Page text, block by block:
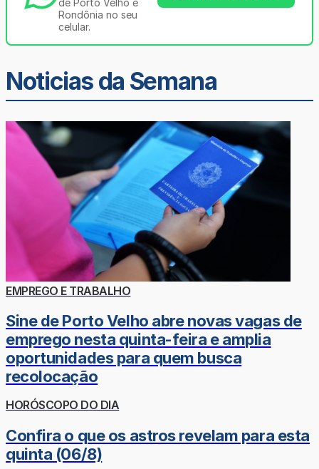
de Porto Velho e
Rondônia no seu
celular.
Noticias da Semana
EMPREGO E TRABALHO
Sine de Porto Velho abre novas vagas de
emprego nesta quinta-feira e amplia
oportunidades para quem busca
recolocação
HORÓSCOPO DO DIA
Confira o que os astros revelam para esta
quinta (06/8)